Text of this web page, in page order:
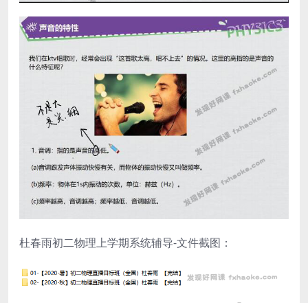
杜春雨初二物理上学期系统辅导-文件截图：